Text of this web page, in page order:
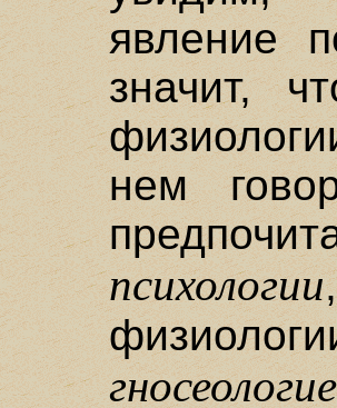
явление
значит,
нем
психологии